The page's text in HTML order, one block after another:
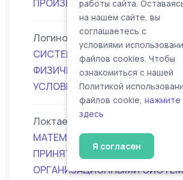
ПРОИЗВОДИТЕЛЬНОСТИ
Логинов Сергей Иванович
СИСТЕМНЫЙ АНАЛИЗ И
ФИЗИЧЕСКОЙ АКТИВНОСТЬЮ
УСЛОВИЯХ ХМАО-ЮГРЫ
Локтаев Сергей Викторович
МАТЕМАТИЧЕСКИЕ МОДЕЛИ И
ПРИНЯТИЯ РЕШЕНИЙ ПРИ
ОРГАНИЗАЦИОННЫМИ
работы сайта.
на нашем сайте, вы
соглашаетесь с
условиями
файлов cookies. Чтобы
ознакомиться с нашей
Политикой
файлов cookie, нажмите
здесь
Я согласен